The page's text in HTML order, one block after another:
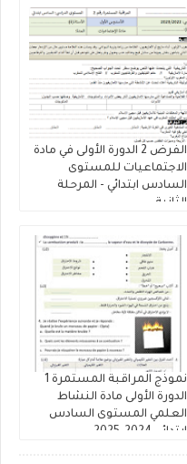
الفرض 2 الدورة الأولى في مادة
الاجتماعيات للمستوى
السادس ابتدائي - المرحلة
الثانية
نموذج المراقبة المستمرة 1
الدورة الأولى مادة النشاط
العلمي المستوى السادس
ابتدائي 2024-2025